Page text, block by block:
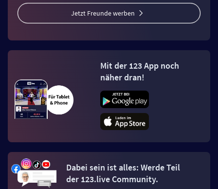
Jetzt Freunde werben
Mit der 123 App noch
näher dran!
Dabei sein ist alles: Werde Teil
der 123.live Community.